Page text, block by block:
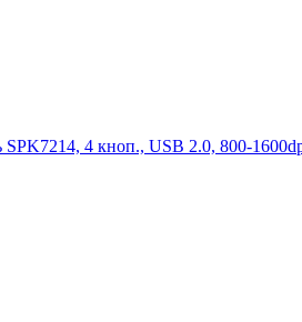
4 кноп., USB 2.0, 800-